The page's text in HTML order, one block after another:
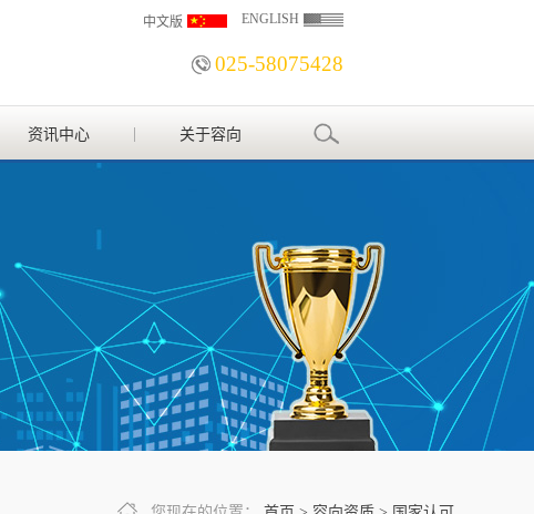
025-58075428
中文版 ENGLISH
资讯中心 关于容向